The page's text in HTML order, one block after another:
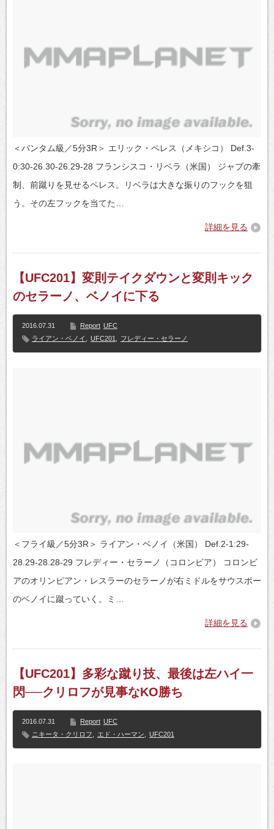
＜バンタム級／5分3R＞ エリック・ペレス（メキシコ） Def.3-
0:30-26.30-26.29-28 フランシスコ・リベラ（米国） ジャブの牽
制、前蹴りを見せるペレス。リベラは大きな振りのフックを狙
う。その左フックを当てた…
詳細を見る
【UFC201】変則テイクダウンと変則キック
のセラーノ、ベノイに下る
2016.07.31 Report UFC
ライアン・ベノイ
UFC201 フレディー・セラーノ
＜フライ級／5分3R＞ ライアン・ベノイ（米国） Def.2-1:29-
28.29-28.28-29 フレディー・セラーノ（コロンビア） コロンビ
アのオリンピアン・レスラーのセラーノが右ミドルをサウスポー
のベノイに蹴っていく。ミ…
詳細を見る
【UFC201】多彩な蹴り技、最後は左ハイ一
閃──クリロフが見事なKO勝ち
2016.07.31 Report UFC
ニキータ・クリロフ
エド・ハーマン UFC201